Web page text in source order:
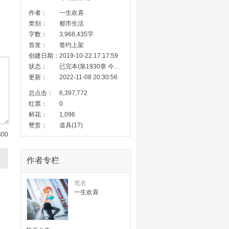
作者：
类别：
字数：
首发：
创建日期：
状态：
更新：
一生欢喜
都市生活
3,968,435字
签约上架
2019-10-22 17:17:59
已完本(第1930章 今生作数)
2022-11-08 20:30:56
总点击：
红票：
鲜花：
赞赏：
6,397,772
0
1,096
道具(17)
作者专栏
笔名
一生欢喜